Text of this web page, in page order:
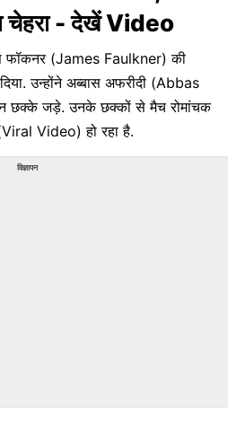
चेहरा - देखें Video
फॉकनर (James Faulkner) की
उन्होंने अब्बास अफरीदी (Abbas
छक्के जड़े. उनके छक्कों से मैच रोमांचक
Video) हो रहा है.
विज्ञापन